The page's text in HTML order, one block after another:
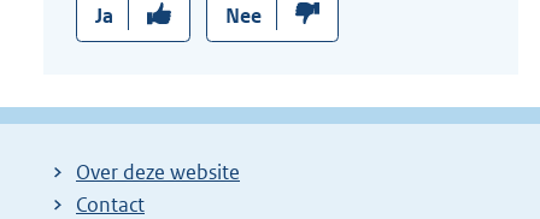
Ja Nee
Over deze website
Contact